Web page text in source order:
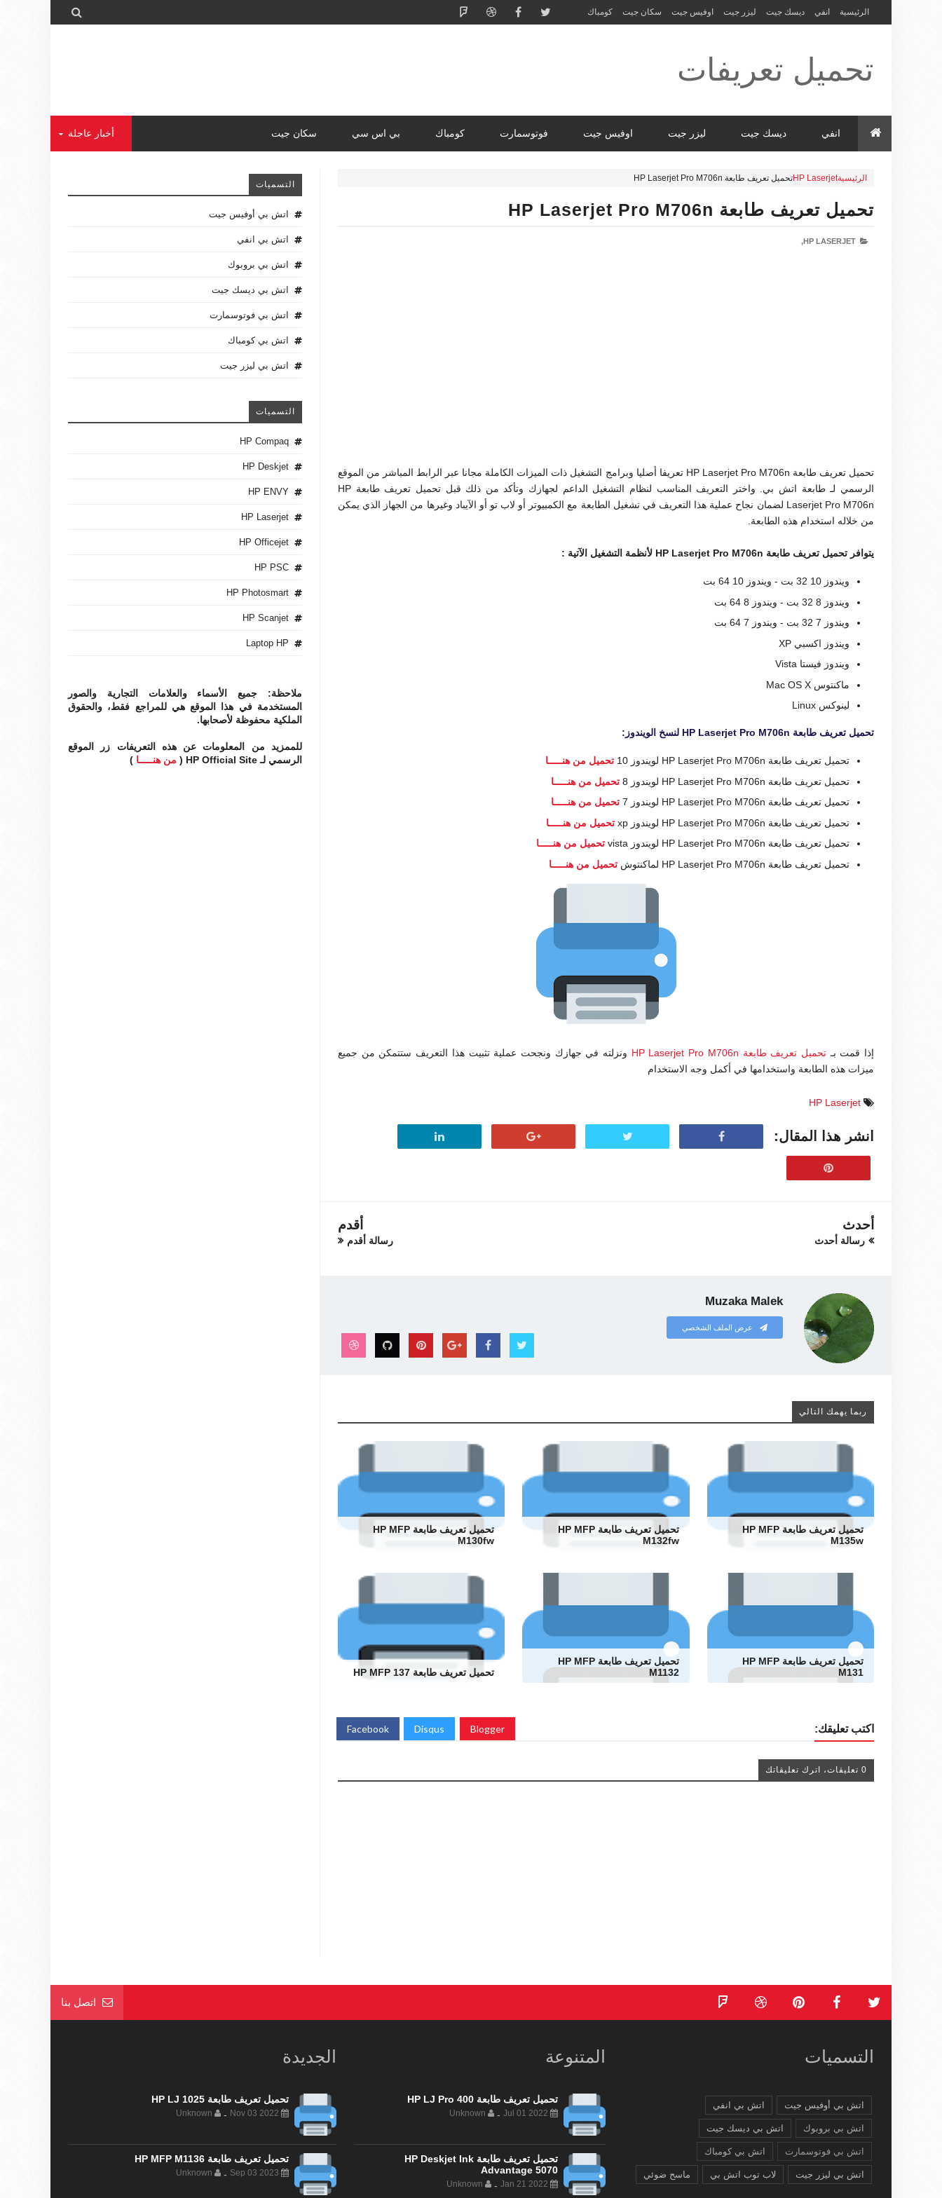
الرئيسية انفي ديسك جيت ليزر جيت اوفيس جيت سكان جيت كومباك 
تحميل تعريفات
طابعة ولاب
توب HP Driver
انفي ديسك جيت ليزر جيت اوفيس جيت فوتوسمارت كومباك بي اس سي سكان جيت أخبار عاجلة
الرئيسيةHP Laserjetتحميل تعريف طابعة HP Laserjet Pro M706n
تحميل تعريف طابعة HP Laserjet Pro M706n
HP LASERJET,
تحميل تعريف طابعة HP Laserjet Pro M706n تعريفا أصليا وبرامج التشغيل ذات الميزات الكاملة مجانا عبر الرابط المباشر من الموقع
الرسمي لـ طابعة اتش بي. واختر التعريف المناسب لنظام التشغيل الداعم لجهازك وتأكد من ذلك قبل تحميل تعريف طابعة HP
Laserjet Pro M706n لضمان نجاح عملية هذا التعريف في تشغيل الطابعة مع الكمبيوتر أو لاب تو أو الآيباد وغيرها من الجهاز الذي يمكن
من خلاله استخدام هذه الطابعة.
يتوافر تحميل تعريف طابعة HP Laserjet Pro M706n لأنظمة التشغيل الآتية :
ويندوز 10 32 بت - ويندوز 10 64 بت
ويندوز 8 32 بت - ويندوز 8 64 بت
ويندوز 7 32 بت - ويندوز 7 64 بت
ويندوز اكسبي XP
ويندوز فيستا Vista
ماكنتوس Mac OS X
لينوكس Linux
تحميل تعريف طابعة HP Laserjet Pro M706n لنسخ الويندوز:
تحميل تعريف طابعة HP Laserjet Pro M706n لويندوز 10
تحميل من هنـــــا
تحميل تعريف طابعة HP Laserjet Pro M706n لويندوز 8
تحميل من هنـــــا
تحميل تعريف طابعة HP Laserjet Pro M706n لويندوز 7
تحميل من هنـــــا
تحميل تعريف طابعة HP Laserjet Pro M706n لويندوز xp
تحميل من هنـــــا
تحميل تعريف طابعة HP Laserjet Pro M706n لويندوز vista
تحميل من هنـــــا
تحميل تعريف طابعة HP Laserjet Pro M706n لماكنتوش
تحميل من هنـــــا
إذا قمت بـتحميل تعريف طابعة HP Laserjet Pro M706n
ونزلته في جهازك ونجحت عملية تثبيت هذا التعريف ستتمكن من جميع
ميزات هذه الطابعة واستخدامها في أكمل وجه الاستخدام
HP Laserjet
انشر هذا المقال:
أحدث
رسالة أحدث
أقدم
رسالة أقدم
Muzaka Malek
عرض الملف الشخصي
ربما يهمك التالي
تحميل تعريف طابعة HP MFP
M135w
تحميل تعريف طابعة HP MFP
M132fw
تحميل تعريف طابعة HP MFP
M130fw
تحميل تعريف طابعة HP MFP
M131
تحميل تعريف طابعة HP MFP
M1132
تحميل تعريف طابعة HP MFP 137
اكتب تعليقك: Blogger
Disqus
Facebook
0 تعليقات، اترك تعليقاتك
التسميات
اتش بي أوفيس جيت
اتش بي انفي
اتش بي بروبوك
اتش بي ديسك جيت
اتش بي فوتوسمارت
اتش بي كومباك
اتش بي ليزر جيت
التسميات
HP Compaq
HP Deskjet
HP ENVY
HP Laserjet
HP Officejet
HP PSC
HP Photosmart
HP Scanjet
Laptop HP
ملاحظة: جميع الأسماء والعلامات التجارية والصور
المستخدمة في هذا الموقع هي للمراجع فقط، والحقوق
الملكية محفوظة لأصحابها.
للممزيد من المعلومات عن هذه التعريفات زر الموقع
الرسمي لـ HP Official Site (
من هنـــــا )
اتصل بنا
التسميات
اتش بي أوفيس جيت اتش بي انفي
اتش بي بروبوك اتش بي ديسك جيت
اتش بي فوتوسمارت اتش بي كومباك
اتش بي ليزر جيت لاب توب اتش بي ماسح ضوئي
المتنوعة
تحميل تعريف طابعة HP LJ Pro 400
-
تحميل تعريف طابعة HP Deskjet Ink
Advantage 5070
-
الجديدة
تحميل تعريف طابعة HP LJ 1025
Nov 03 2022
-
Unknown
تحميل تعريف طابعة HP MFP M1136
Sep 03 2023
-
Unknown